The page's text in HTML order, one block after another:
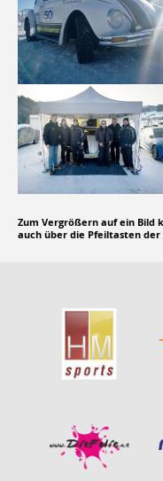
Zum Vergrößern auf ein Bild
auch über die Pfeiltasten der